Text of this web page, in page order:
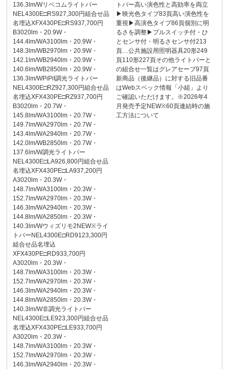
136.3lm/Wリベコムライトバー
NEL4300E□RS927,300円組合せ品
名埋込XFX430PE□RS937,700円
B3020lm・20.9W・
144.4lm/WA3100lm・20.9W・
148.3lm/WB2970lm・20.9W・
142.1lm/WB2940lm・20.9W・
140.6lm/WB2850lm・20.9W・
136.3lm/WPiPit調光ライトバー
NEL4300E□RZ927,300円組合せ品
名埋込XFX430PE□RZ937,700円
B3020lm・20.7W・
145.8lm/WA3100lm・20.7W・
149.7lm/WA2970lm・20.7W・
143.4lm/WA2940lm・20.7W・
142.0lm/WB2850lm・20.7W・
137.6lm/W調光ライトバー
NEL4300E□LA926,800円組合せ品
名埋込XFX430PE□LA937,200円
A3020lm・20.3W・
148.7lm/WA3100lm・20.3W・
152.7lm/WA2970lm・20.3W・
146.3lm/WA2940lm・20.3W・
144.8lm/WA2850lm・20.3W・
140.3lm/Wウィズリモ2NEW※ライ
トバーNEL4300E□RD9123,300円
組合せ品名埋込
XFX430PE□RD933,700円
A3020lm・20.3W・
148.7lm/WA3100lm・20.3W・
152.7lm/WA2970lm・20.3W・
146.3lm/WA2940lm・20.3W・
144.8lm/WA2850lm・20.3W・
140.3lm/W非調光ライトバー
NEL4300E□LE923,300円組合せ品
名埋込XFX430PE□LE933,700円
A3020lm・20.3W・
148.7lm/WA3100lm・20.3W・
152.7lm/WA2970lm・20.3W・
146.3lm/WA2940lm・20.3W・
トバー高い演色性と高効率を両立
▶映光色タイプ83頁高い演色性を
重視▶高演色タイプ86頁個別に明
るさを調整▶プルスイッチ付・ひ
とセンサ付・明るさセンサ付213
頁…公共施設用照明器具20形249
頁110形227頁その他ライトバーと
の組合せ一覧はグレアセーブ97頁
新商品（後継品）に対する旧品番
はWebスペック情報「小組」より
ご確認いただけます。※2026年4
月発売予定NEW※60頁連結時の施
工方法について